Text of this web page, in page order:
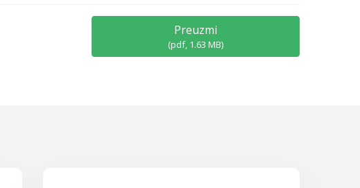
Preuzmi
(pdf, 1.63 MB)